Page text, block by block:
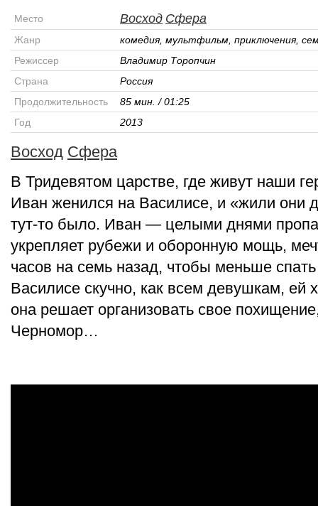
Место Восход Сфера
Жанр
комедия, мультфильм, приключения,
Режиссер
Владимир Торопчин
Страна
Россия
Продолжительность
85 мин. / 01:25
Год
2013
Восход Сфера
В Тридевятом царстве, где живут наши
Иван женился на Василисе, и «жили они
тут-то было. Иван — целыми днями
укрепляет рубежи и оборонную мощь,
часов на семь назад, чтобы меньше
Василисе скучно, как всем девушкам, ей
она решает организовать свое
Черномор…